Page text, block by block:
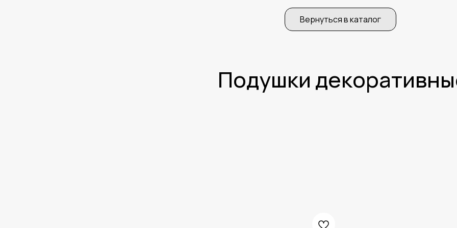
Вернуться в каталог
Подушки